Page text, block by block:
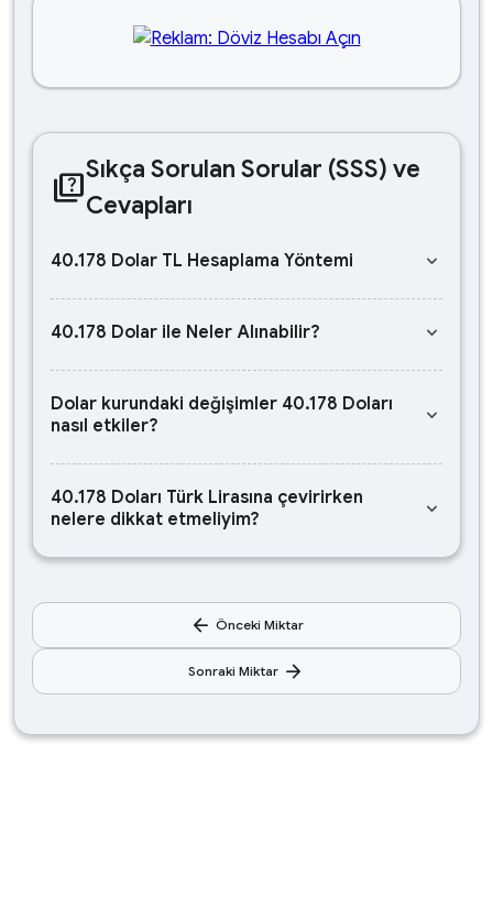
quizSıkça Sorulan Sorular (SSS) ve
Cevapları
40.178 Dolar TL Hesaplama Yöntemi keyboard_arrow_down
40.178 Dolar ile Neler Alınabilir? keyboard_arrow_down
Dolar kurundaki değişimler 40.178 Doları
nasıl etkiler?
keyboard_arrow_down
40.178 Doları Türk Lirasına çevirirken
nelere dikkat etmeliyim?
keyboard_arrow_down
arrow_back Önceki Miktar
Sonraki Miktar arrow_forward